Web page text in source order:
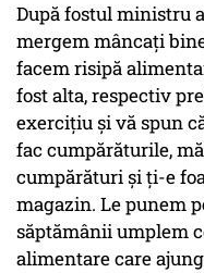
După fostul ministru
mergem mâncați
facem risipă
fost alta, respectiv
exerciţiu şi vă spun
fac cumpărăturile,
cumpărături şi ţi-e
magazin. Le punem
săptămânii umplem
alimentare care